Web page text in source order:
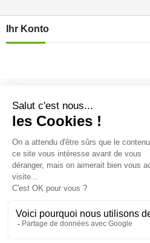
Ihr Konto
Fiches conseils
Insecte